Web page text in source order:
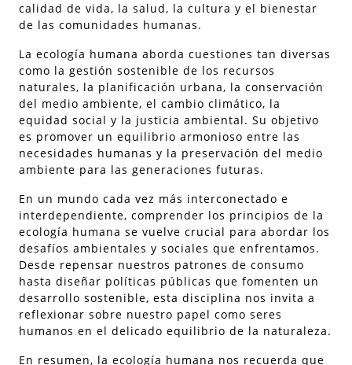
calidad de vida, la salud, la cultura y el bienestar
de las comunidades humanas.
La ecología humana aborda cuestiones tan diversas
como la gestión sostenible de los recursos
naturales, la planificación urbana, la conservación
del medio ambiente, el cambio climático, la
equidad social y la justicia ambiental. Su objetivo
es promover un equilibrio armonioso entre las
necesidades humanas y la preservación del medio
ambiente para las generaciones futuras.
En un mundo cada vez más interconectado e
interdependiente, comprender los principios de la
ecología humana se vuelve crucial para abordar los
desafíos ambientales y sociales que enfrentamos.
Desde repensar nuestros patrones de consumo
hasta diseñar políticas públicas que fomenten un
desarrollo sostenible, esta disciplina nos invita a
reflexionar sobre nuestro papel como seres
humanos en el delicado equilibrio de la naturaleza.
En resumen, la ecología humana nos recuerda que